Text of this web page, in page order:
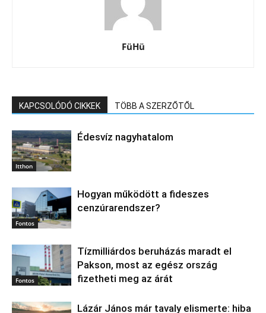
FüHü
KAPCSOLÓDÓ CIKKEK TÖBB A SZERZŐTŐL
Itthon
Édesvíz nagyhatalom
Fontos
Hogyan működött a fideszes
cenzúrarendszer?
Fontos
Tízmilliárdos beruházás maradt el
Pakson, most az egész ország
fizetheti meg az árát
Lázár János már tavaly elismerte: hiba